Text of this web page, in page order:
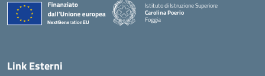
Istituto di Istruzione Superiore
Carolina Poerio
Foggia
— Visita la pagina iniziale della scuola
Link Esterni